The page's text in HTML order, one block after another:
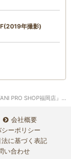
年撮影)
福岡店』が堂々オープン
会社概要
ーポリシー
に基づく表記
い合わせ